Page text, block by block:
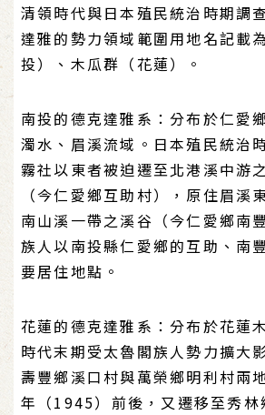
清領時代與日本殖民統治時期調
達雅的勢力領域範圍用地名記載
投）、木瓜群（花蓮）。
南投的德克達雅系：分布於仁愛
濁水、眉溪流域。日本殖民統治
霧社以東者被迫遷至北港溪中游
（今仁愛鄉互助村），原住眉溪
南山溪一帶之溪谷（今仁愛鄉南
族人以南投縣仁愛鄉的互助、南
要居住地點。
花蓮的德克達雅系：分布於花蓮
時代末期受太魯閣族人勢力擴大
壽豐鄉溪口村與萬榮鄉明利村兩
年（1945）前後，又遷移至秀林